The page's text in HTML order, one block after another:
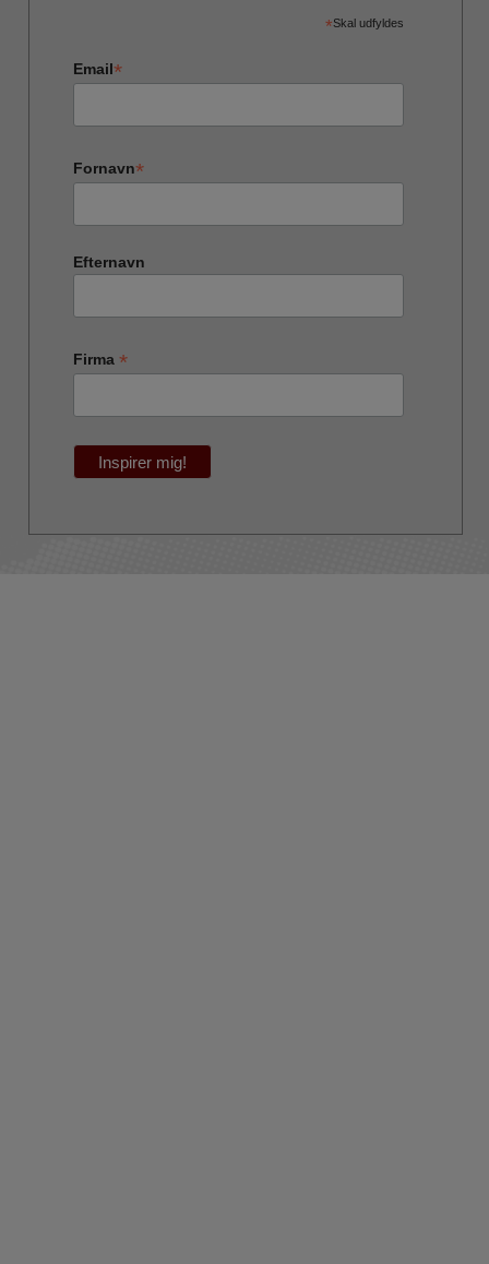
*Skal udfyldes
Email*
Fornavn*
Efternavn
Firma*